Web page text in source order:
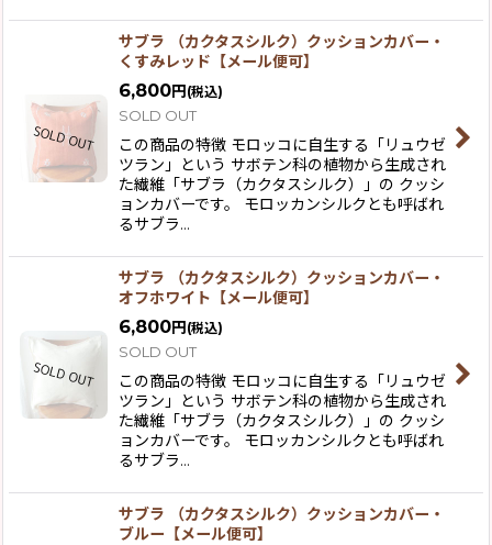
サブラ （カクタスシルク）クッションカバー・
くすみレッド【メール便可】
6,800円 (税込)
SOLD OUT
この商品の特徴 モロッコに自生する「リュウゼ
ツラン」という サボテン科の植物から生成され
た繊維「サブラ（カクタスシルク）」の クッシ
ョンカバーです。 モロッカンシルクとも呼ばれ
るサブラ…
サブラ （カクタスシルク）クッションカバー・
オフホワイト【メール便可】
6,800円 (税込)
SOLD OUT
この商品の特徴 モロッコに自生する「リュウゼ
ツラン」という サボテン科の植物から生成され
た繊維「サブラ（カクタスシルク）」の クッシ
ョンカバーです。 モロッカンシルクとも呼ばれ
るサブラ…
サブラ （カクタスシルク）クッションカバー・
ブルー【メール便可】